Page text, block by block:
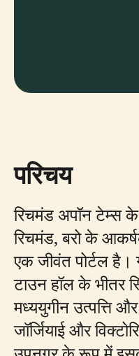
परिचय
रिचमंड अपॉन टेम्स
रिचमंड, बरो के
एक जीवंत पोर्टल
टाउन हॉल के भीतर
मध्ययुगीन उत्पत्ति
जॉर्जियाई और